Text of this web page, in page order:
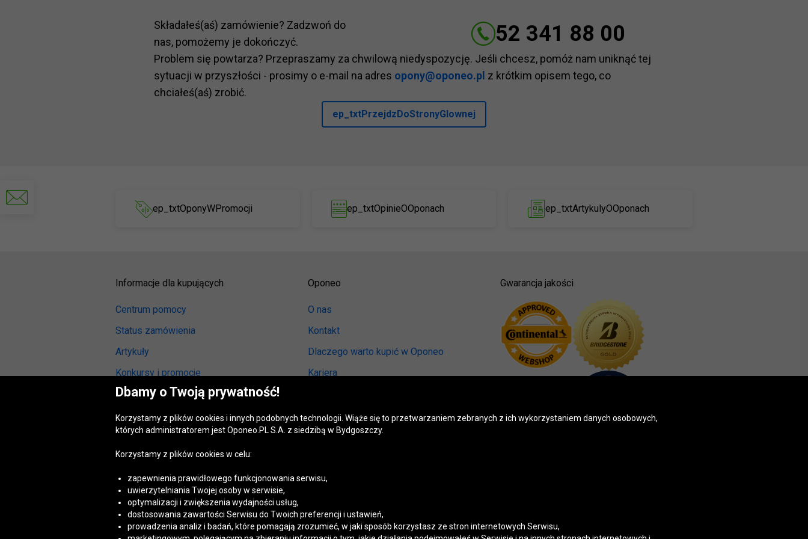
Składałeś(aś) zamówienie? Zadzwoń do
nas, pomożemy je dokończyć.
52 341 88 00
Problem się powtarza? Przepraszamy za chwilową niedyspozycję. Jeśli chcesz, pomóż nam uniknąć tej
sytuacji w przyszłości - prosimy o e-mail na adres opony@oponeo.pl z krótkim opisem tego, co
chciałeś(aś) zrobić.
ep_txtPrzejdzDoStronyGlownej
ep_txtOponyWPromocji ep_txtOpinieOOponach ep_txtArtykulyOOponach
Informacje dla kupujących
Centrum pomocy
Status zamówienia
Artykuły
Konkursy i promocje
Odstąpienie od umowy
Reklamacja gwarancyjna
Opinie o oponach
Akt o usługach cyfrowych(DSA)
Dostępność cyfrowa
Oponeo
O nas
Kontakt
Dlaczego warto kupić w Oponeo
Kariera
Biuro prasowe
Kręci nas recykling
Mapa fotoradarów
Ustawienia cookies
Gwarancja jakości
Dbamy o Twoją prywatność!
Korzystamy z plików cookies i innych podobnych technologii. Wiąże się to przetwarzaniem zebranych z ich wykorzystaniem danych osobowych,
których administratorem jest Oponeo.PL S.A. z siedzibą w Bydgoszczy.
Korzystamy z plików cookies w celu:
zapewnienia prawidłowego funkcjonowania serwisu,
uwierzytelniania Twojej osoby w serwisie,
optymalizacji i zwiększenia wydajności usług,
dostosowania zawartości Serwisu do Twoich preferencji i ustawień,
prowadzenia analiz i badań, które pomagają zrozumieć, w jaki sposób korzystasz ze stron internetowych Serwisu,